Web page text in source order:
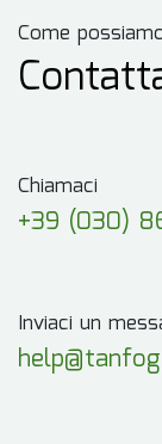
Come
Chiamaci
+39 (030)
Inviaci un